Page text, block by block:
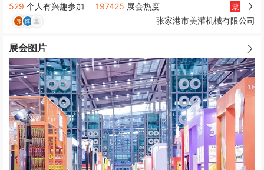
529 个人有兴趣参加 197425 展会热度 票
张家港市美灌机械有限公司
展会图片